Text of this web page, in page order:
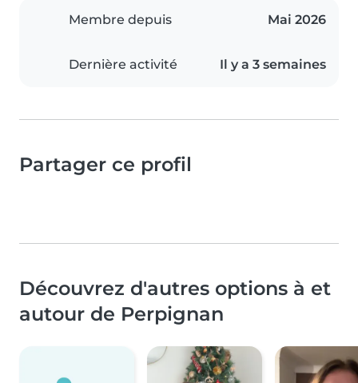
Membre depuis Mai 2026
Dernière activité Il y a 3 semaines
Partager ce profil
Découvrez d'autres options à et
autour de Perpignan